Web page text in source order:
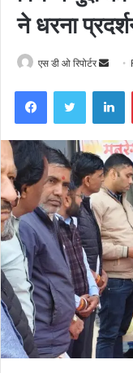
ने धरना
एस डी ओ रिपोर्टर
Send
FacebookTwitter